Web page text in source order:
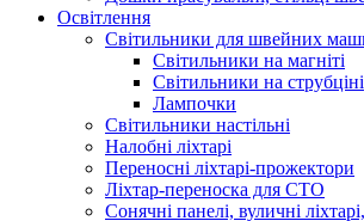
Освітлення
Світильники для швейних
Світильники на магніті
Світильники на струбціні
Лампочки
Світильники настільні
Налобні ліхтарі
Переносні ліхтарі-прожектори
Ліхтар-переноска для СТО
Сонячні панелі, вуличні